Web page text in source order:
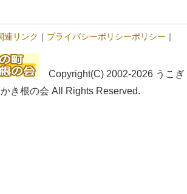
連リンク ｜ プライバシーポリシーポリシー ｜
Copyright(C) 2002-2026 うこぎ
き根の会 All Rights Reserved.